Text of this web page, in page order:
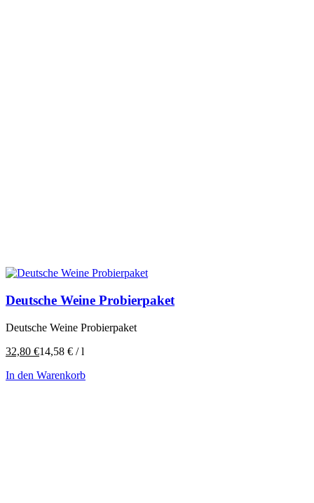
Deutsche Weine Probierpaket
Deutsche Weine Probierpaket
32,80 €14,58 € /l
In den Warenkorb